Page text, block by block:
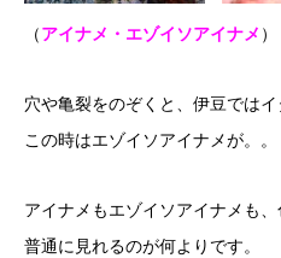
（アイナメ・エゾイソアイナメ ）
穴や亀裂をのぞくと、伊豆では
この時はエゾイソアイナメが。。
アイナメもエゾイソアイナメも
普通に見れるのが何よりです。